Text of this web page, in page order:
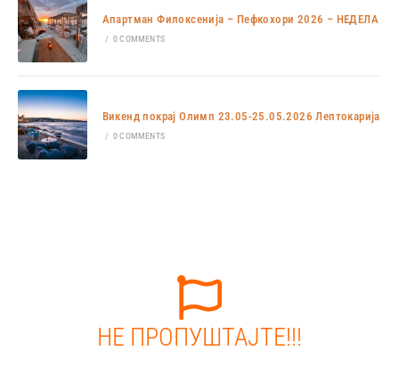
Апартман Филоксенија – Пефкохори 2026 – НЕДЕЛА
/ 0 COMMENTS
Викенд покрај Олимп 23.05-25.05.2026 Лептокарија
/ 0 COMMENTS
НЕ ПРОПУШТАЈТЕ!!!